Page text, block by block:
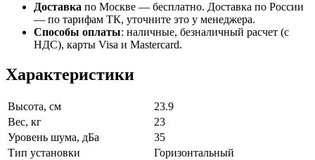
Доставка по Москве — бесплатно. Доставка по России
— по тарифам ТК, уточните это у менеджера.
Способы оплаты: наличные, безналичный расчет (с
НДС), карты Visa и Mastercard.
Характеристики
Высота, см
23.9
Вес, кг
23
Уровень шума, дБа
35
Тип установки
Горизонтальный